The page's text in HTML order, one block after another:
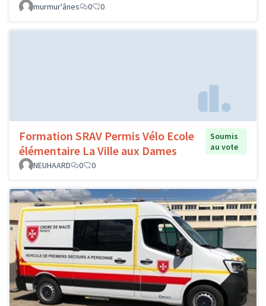
murmur'ânes 0 0
Formation SRAV Permis Vélo Ecole
élémentaire La Ville aux Dames
Soumis
au vote
NEUHAARD
0 0